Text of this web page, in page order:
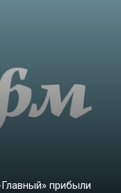
прибыли